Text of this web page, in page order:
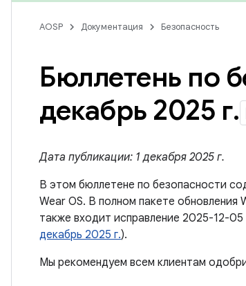
AOSP Документация Безопасность
Бюллетень по
декабрь 2025 г.
Дата публикации: 1 декабря 2025 г.
В этом бюллетене по безопасности
Wear OS. В полном пакете обновления
также входит исправление 2025-12-
декабрь 2025 г.).
Мы рекомендуем всем клиентам